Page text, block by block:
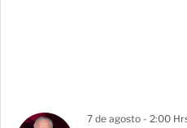
7 de agosto - 2:00